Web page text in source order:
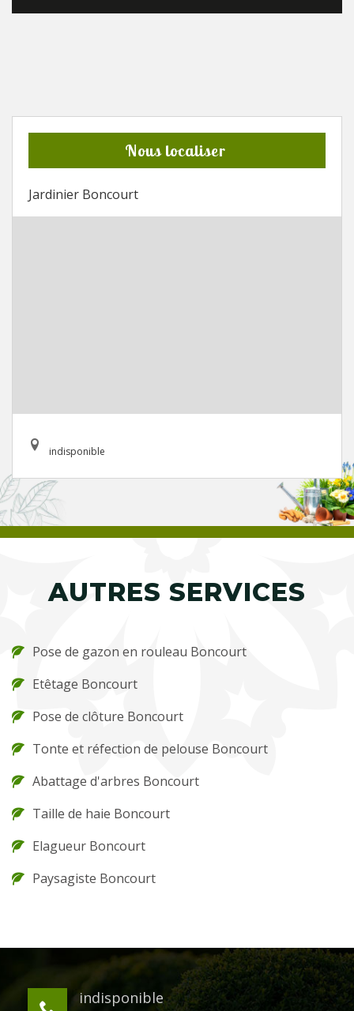
Nous localiser
Jardinier Boncourt
indisponible
AUTRES SERVICES
Pose de gazon en rouleau Boncourt
Etêtage Boncourt
Pose de clôture Boncourt
Tonte et réfection de pelouse Boncourt
Abattage d'arbres Boncourt
Taille de haie Boncourt
Elagueur Boncourt
Paysagiste Boncourt
indisponible